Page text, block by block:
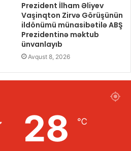
Prezident İlham Əliyev
Vaşinqton Zirvə Görüşünün
ildönümü münasibətilə ABŞ
Prezidentinə məktub
ünvanlayıb
Avqust 8, 2026
28 ℃